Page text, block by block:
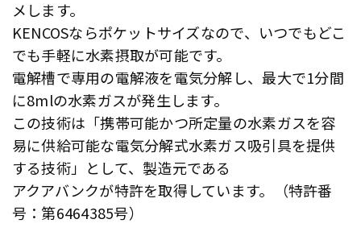
メします。
KENCOSならポケットサイズなので、いつでもどこ
でも手軽に水素摂取が可能です。
電解槽で専用の電解液を電気分解し、最大で1分間
に8mlの水素ガスが発生します。
この技術は「携帯可能かつ所定量の水素ガスを容
易に供給可能な電気分解式水素ガス吸引具を提供
する技術」として、製造元である
アクアバンクが特許を取得しています。（特許番
号：第6464385号）